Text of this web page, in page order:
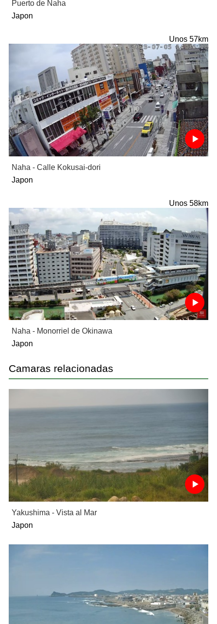
Puerto de Naha
Japon
Unos 57km
Naha - Calle Kokusai-dori
Japon
Unos 58km
Naha - Monorriel de Okinawa
Japon
Camaras relacionadas
Yakushima - Vista al Mar
Japon